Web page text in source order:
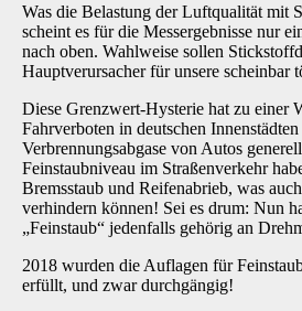
Was die Belastung der Luftqualität mit
scheint es für die Messergebnisse nur
nach oben. Wahlweise sollen
Hauptverursacher für unsere scheinbar
Diese Grenzwert-Hysterie hat zu einer
Fahrverboten in deutschen
Verbrennungsabgase von Autos
Feinstaubniveau im Straßenverkehr
Bremsstaub und Reifenabrieb, was
verhindern können! Sei es drum: Nun
„Feinstaub“ jedenfalls gehörig an
2018 wurden die Auflagen für
erfüllt, und zwar durchgängig!